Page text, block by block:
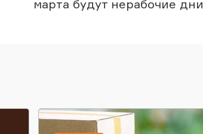
марта будут нерабочие дни